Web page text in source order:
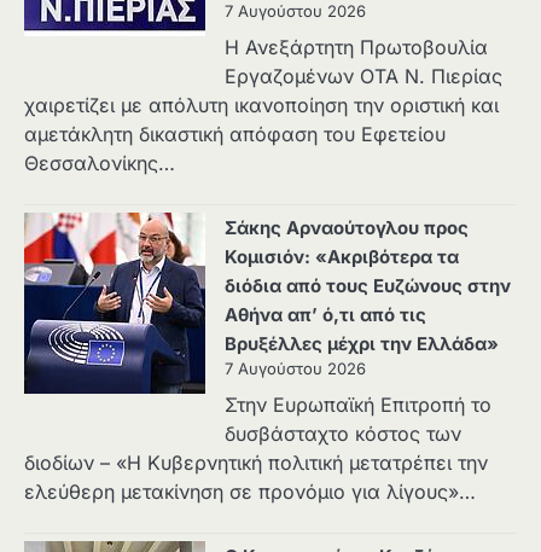
7 Αυγούστου 2026
Η Ανεξάρτητη Πρωτοβουλία
Εργαζομένων ΟΤΑ Ν. Πιερίας
χαιρετίζει με απόλυτη ικανοποίηση την οριστική και
αμετάκλητη δικαστική απόφαση του Εφετείου
Θεσσαλονίκης…
Σάκης Αρναούτογλου προς
Κομισιόν: «Ακριβότερα τα
διόδια από τους Ευζώνους στην
Αθήνα απ’ ό,τι από τις
Βρυξέλλες μέχρι την Ελλάδα»
7 Αυγούστου 2026
Στην Ευρωπαϊκή Επιτροπή το
δυσβάσταχτο κόστος των
διοδίων – «Η Κυβερνητική πολιτική μετατρέπει την
ελεύθερη μετακίνηση σε προνόμιο για λίγους»…